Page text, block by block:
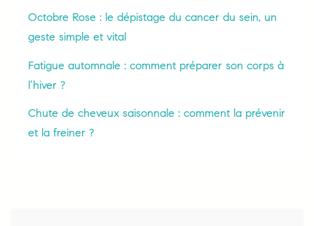
Octobre Rose : le dépistage du cancer du sein, un
geste simple et vital
Fatigue automnale : comment préparer son corps à
l’hiver ?
Chute de cheveux saisonnale : comment la prévenir
et la freiner ?